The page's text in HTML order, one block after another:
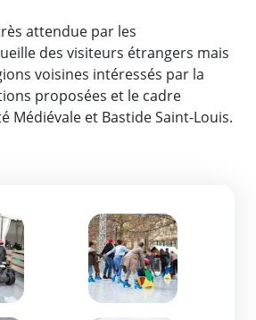
attendue par les
des visiteurs étrangers mais
voisines intéressés par la
proposées et le cadre
Médiévale et Bastide Saint-Louis.
Zoom de l'image